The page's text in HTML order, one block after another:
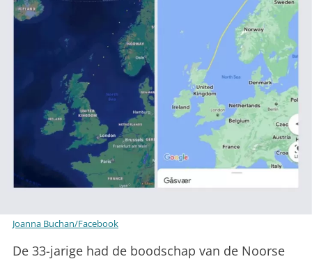
Joanna Buchan/Facebook
De 33-jarige had de boodschap van de Noorse